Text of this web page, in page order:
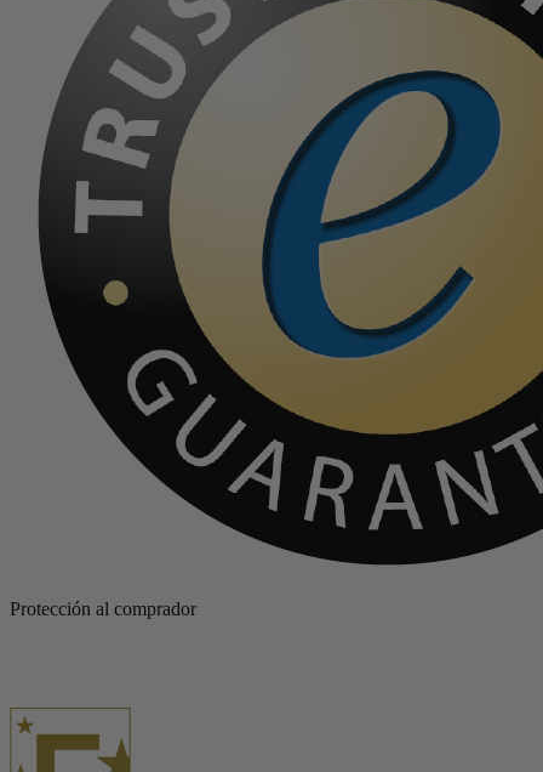
Protección al comprador